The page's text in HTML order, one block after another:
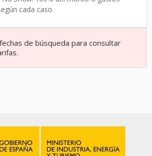
cada caso.
de búsqueda para consultar